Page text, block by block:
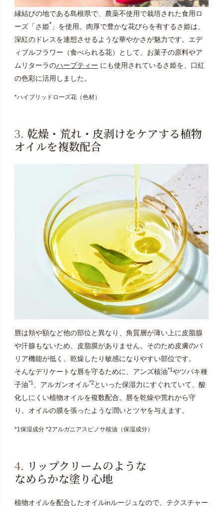
縁結びの地である島根県で、農薬不使用で栽培された食用ロ
ーズ「さ姫*」を使用。肉厚で豊かな花びらを有するさ姫は、
深紅のドレスを連想させるような華やかさが魅力です。エデ
ィブルフラワー（食べられる花）として、お菓子の原料やア
ムリターラのハーブティー にも使用されているさ姫を、口紅
の色彩に活用しました。
*ハイブリッドローズ花（色材）
3. 乾燥・荒れ・皮剥けをケアする植物
オイルを複数配合
唇は頬や額など他の部位と異なり、角質層が薄い上に皮脂腺
や汗腺もないため、皮脂膜がありません。そのため皮膚のバ
リア機能が低く、乾燥したり敏感になりやすい部位です。
そんなデリケートな唇を守るために、アンズ核油*1やツバキ種
子油*1、アルガンオイル*2といった保湿力にすぐれていて、酸
化しにくい植物オイルを複数配合。唇を乾燥や荒れから守
り、オイルの膜を張ったような潤いとツヤを与えます。
*1保湿成分 *2アルガニアスピノサ核油（保湿成分）
4. リップクリームのような
なめらかな塗り心地
植物オイルを配合したオイルinルージュなので、テクスチャー